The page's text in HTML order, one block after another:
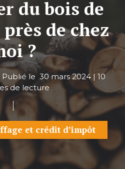
du bois de
de chez
?
Publié le 30 mars 2024 | 10
de lecture
et crédit d’impôt